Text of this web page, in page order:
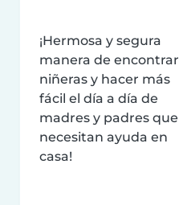
¡Hermosa y segura
manera de encontrar
niñeras y hacer más
fácil el día a día de
madres y padres que
necesitan ayuda en
casa!